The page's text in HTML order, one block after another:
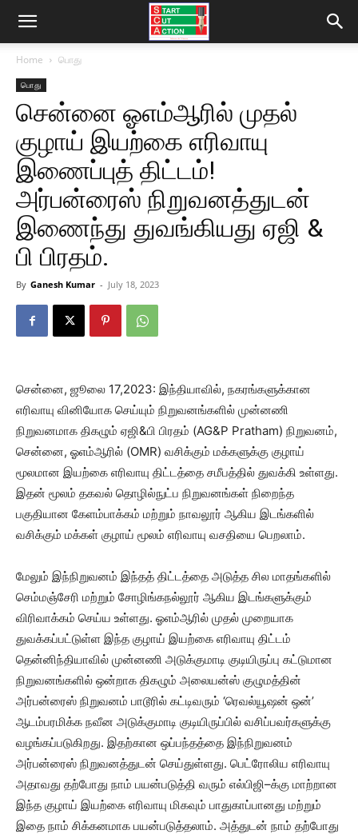
Home பொது
பொது
சென்னை ஓஎம்ஆரில் முதல்
குழாய் இயற்கை எரிவாயு
இணைப்புத் திட்டம்!
அர்பன்ரைஸ் நிறுவனத்துடன்
இணைந்து துவங்கியது ஏஜி &
பி பிரதம்.
By Ganesh Kumar - July 18, 2023
சென்னை, ஜூலை 17,2023: இந்தியாவில், நகரங்களுக்கான
எரிவாயு வினியோக செய்யும் நிறுவனங்களில் முன்னணி
நிறுவனமாக திகழும் ஏஜி&பி பிரதம் (AG&P Pratham) நிறுவனம்,
சென்னை, ஓஎம்ஆரில் (OMR) வசிக்கும் மக்களுக்கு குழாய்
மூலமான இயற்கை எரிவாயு திட்டத்தை சமீபத்தில் துவக்கி உள்ளது.
இதன் மூலம் தகவல் தொழில்நுட்ப நிறுவனங்கள் நிறைந்த
பகுதியான கேளம்பாக்கம் மற்றும் நாவலூர் ஆகிய இடங்களில்
வசிக்கும் மக்கள் குழாய் மூலம் எரிவாயு வசதியை பெறலாம்.
மேலும் இந்நிறுவனம் இந்தத் திட்டத்தை அடுத்த சில மாதங்களில்
செம்மஞ்சேரி மற்றும் சோழிங்கநல்லூர் ஆகிய இடங்களுக்கும்
விரிவாக்கம் செய்ய உள்ளது. ஓஎம்ஆரில் முதல் முறையாக
துவக்கப்பட்டுள்ள இந்த குழாய் இயற்கை எரிவாயு திட்டம்
தென்னிந்தியாவில் முன்னணி அடுக்குமாடி குடியிருப்பு கட்டுமான
நிறுவனங்களில் ஒன்றாக திகழும் அலையன்ஸ் குழுமத்தின்
அர்பன்ரைஸ் நிறுவனம் பாடூரில் கட்டிவரும் ‘ரெவல்யூஷன் ஒன்’
ஆடம்பரமிக்க நவீன அடுக்குமாடி குடியிருப்பில் வசிப்பவர்களுக்கு
வழங்கப்படுகிறது. இதற்கான ஒப்பந்தத்தை இந்நிறுவனம்
அர்பன்ரைஸ் நிறுவனத்துடன் செய்துள்ளது. பெட்ரோலிய எரிவாயு
அதாவது தற்போது நாம் பயன்படுத்தி வரும் எல்பிஜி–க்கு மாற்றான
இந்த குழாய் இயற்கை எரிவாயு மிகவும் பாதுகாப்பானது மற்றும்
இதை நாம் சிக்கனமாக பயன்படுத்தலாம். அத்துடன் நாம் தற்போது